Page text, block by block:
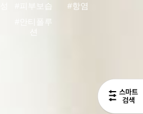
#피부보습
#항염
#안티폴루